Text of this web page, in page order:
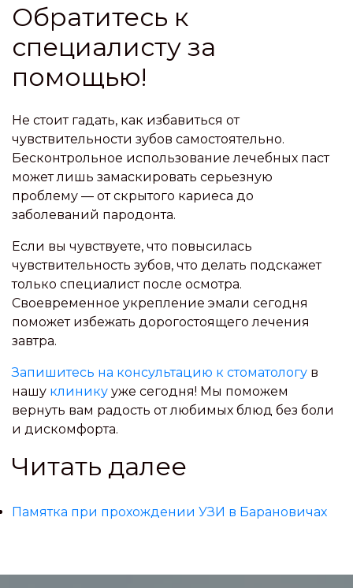
Обратитесь к
специалисту за
помощью!
Не стоит гадать, как избавиться от
чувствительности зубов самостоятельно.
Бесконтрольное использование лечебных паст
может лишь замаскировать серьезную
проблему — от скрытого кариеса до
заболеваний пародонта.
Если вы чувствуете, что повысилась
чувствительность зубов, что делать подскажет
только специалист после осмотра.
Своевременное укрепление эмали сегодня
поможет избежать дорогостоящего лечения
завтра.
Запишитесь на консультацию к стоматологу в
нашу клинику уже сегодня! Мы поможем
вернуть вам радость от любимых блюд без боли
и дискомфорта.
Читать далее
Памятка при прохождении УЗИ в Барановичах